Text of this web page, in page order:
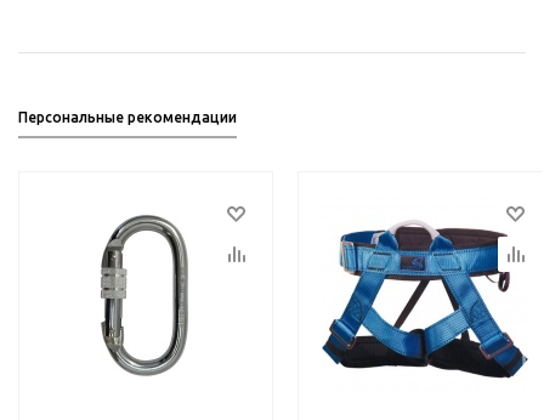
Персональные рекомендации